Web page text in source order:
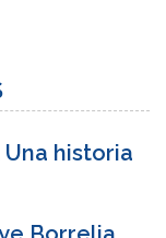
Una historia